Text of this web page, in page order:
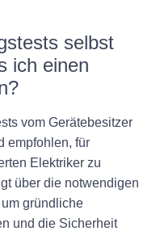
selbst
ich einen
vom Gerätebesitzer
empfohlen, für
Elektriker zu
über die notwendigen
gründliche
und die Sicherheit